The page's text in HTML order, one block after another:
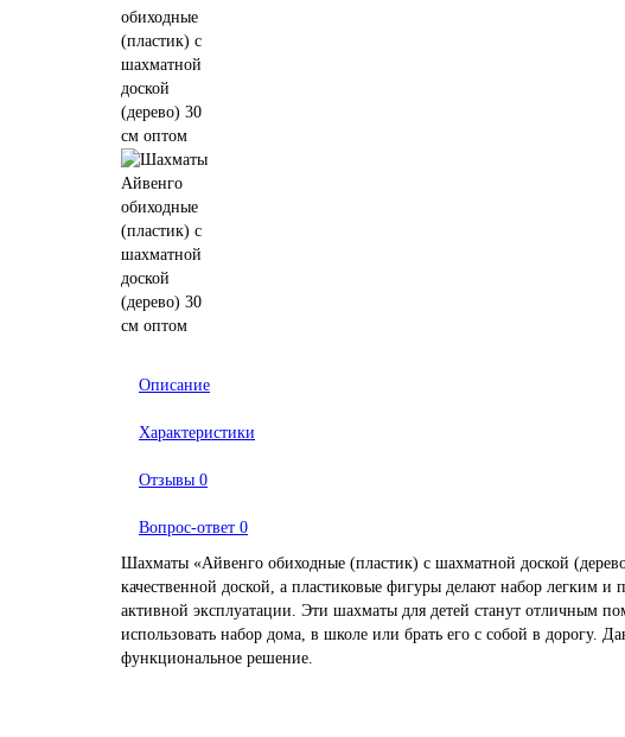
Описание
Характеристики
Отзывы 0
Вопрос-ответ 0
Шахматы «Айвенго обиходные (пластик) с шахматной доской
качественной доской, а пластиковые фигуры делают набор легким
активной эксплуатации. Эти шахматы для детей станут отличным
использовать набор дома, в школе или брать его с собой в дорогу.
функциональное решение.